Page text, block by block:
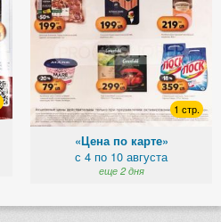
1 стр.
«Цена по карте»
с 4 по 10 августа
еще 2 дня